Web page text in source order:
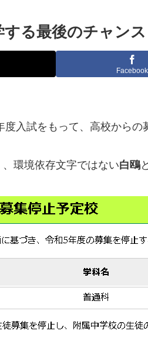
する最後のチャンス
Facebook
入試をもって、高校からの
、環境依存文字ではない白鴎